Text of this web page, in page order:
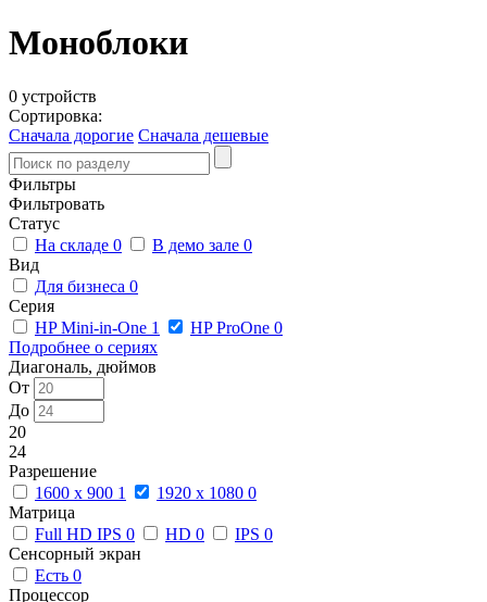
Моноблоки
0 устройств
Сортировка:
Сначала дорогие Сначала дешевые
Фильтры
Фильтровать
Статус
На складе 0 В демо зале 0
Вид
Для бизнеса 0
Серия
HP Mini-in-One 1 HP ProOne 0
Подробнее о сериях
Диагональ, дюймов
От
До
20
24
Разрешение
1600 x 900 1 1920 x 1080 0
Матрица
Full HD IPS 0 HD 0 IPS 0
Сенсорный экран
Есть 0
Процессор